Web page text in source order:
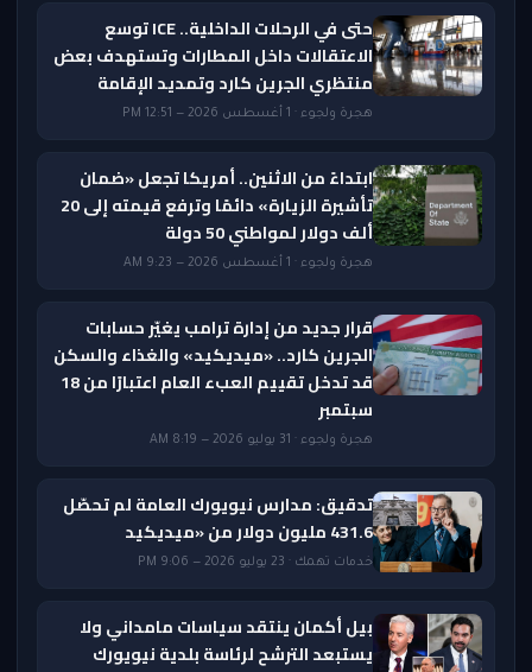
حتى في الرحلات الداخلية.. ICE توسع
الاعتقالات داخل المطارات وتستهدف بعض
منتظري الجرين كارد وتمديد الإقامة
هجرة ولجوء · 1 أغسطس 2026 — 12:51 PM
ابتداءً من الاثنين.. أمريكا تجعل «ضمان
تأشيرة الزيارة» دائمًا وترفع قيمته إلى 20
ألف دولار لمواطني 50 دولة
هجرة ولجوء · 1 أغسطس 2026 — 9:23 AM
قرار جديد من إدارة ترامب يغيّر حسابات
الجرين كارد.. «ميديكيد» والغذاء والسكن
قد تدخل تقييم العبء العام اعتبارًا من 18
سبتمبر
هجرة ولجوء · 31 يوليو 2026 — 8:19 AM
تدقيق: مدارس نيويورك العامة لم تحصّل
431.6 مليون دولار من «ميديكيد
خدمات تهمك · 23 يوليو 2026 — 9:06 PM
بيل أكمان ينتقد سياسات مامداني ولا
يستبعد الترشح لرئاسة بلدية نيويورك